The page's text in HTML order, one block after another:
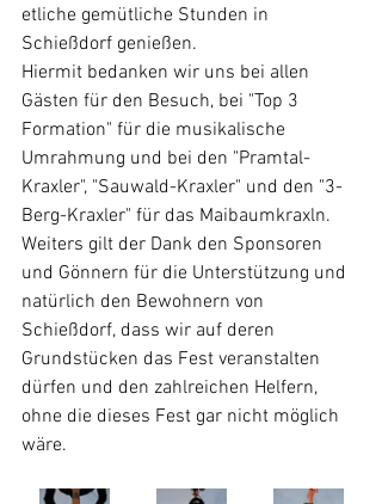
etliche gemütliche Stunden in
Schießdorf genießen.
Hiermit bedanken wir uns bei allen
Gästen für den Besuch, bei "Top 3
Formation" für die musikalische
Umrahmung und bei den "Pramtal-
Kraxler", "Sauwald-Kraxler" und den "3-
Berg-Kraxler" für das Maibaumkraxln.
Weiters gilt der Dank den Sponsoren
und Gönnern für die Unterstützung und
natürlich den Bewohnern von
Schießdorf, dass wir auf deren
Grundstücken das Fest veranstalten
dürfen und den zahlreichen Helfern,
ohne die dieses Fest gar nicht möglich
wäre.